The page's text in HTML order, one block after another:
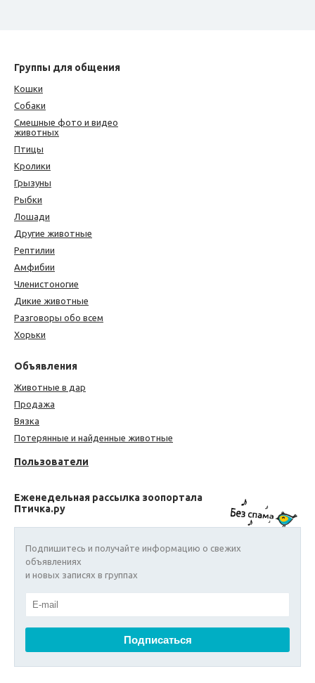
Группы для общения
Кошки
Собаки
Смешные фото и видео
животных
Птицы
Кролики
Грызуны
Рыбки
Лошади
Другие животные
Рептилии
Амфибии
Членистоногие
Дикие животные
Разговоры обо всем
Хорьки
Объявления
Животные в дар
Продажа
Вязка
Потерянные и найденные животные
Пользователи
Еженедельная рассылка зоопортала
Птичка.ру
Подпишитесь и получайте информацию о свежих
объявлениях
и новых записях в группах